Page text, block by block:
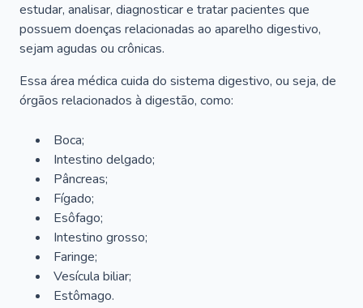
estudar, analisar, diagnosticar e tratar pacientes que
possuem doenças relacionadas ao aparelho digestivo,
sejam agudas ou crônicas.
Essa área médica cuida do sistema digestivo, ou seja, de
órgãos relacionados à digestão, como:
Boca;
Intestino delgado;
Pâncreas;
Fígado;
Esôfago;
Intestino grosso;
Faringe;
Vesícula biliar;
Estômago.